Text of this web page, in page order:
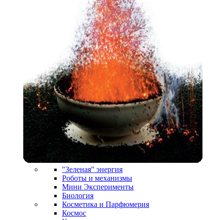
"Зеленая" энергия
Роботы и механизмы
Мини Эксперименты
Биология
Косметика и Парфюмерия
Космос